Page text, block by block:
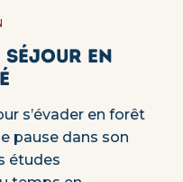
séjour en
s’évader en forêt
pause dans son
études